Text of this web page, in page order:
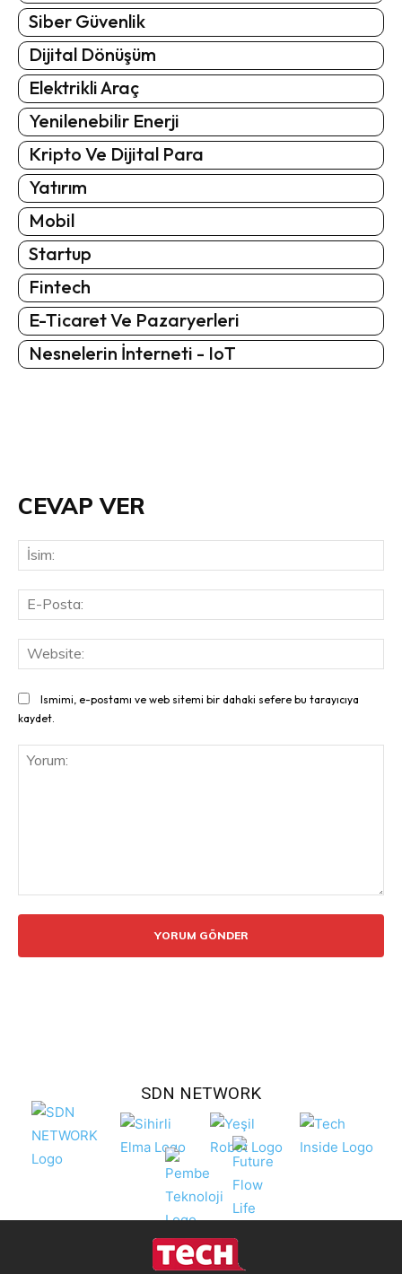
Siber Güvenlik
Dijital Dönüşüm
Elektrikli Araç
Yenilenebilir Enerji
Kripto Ve Dijital Para
Yatırım
Mobil
Startup
Fintech
E-Ticaret Ve Pazaryerleri
Nesnelerin İnterneti - IoT
CEVAP VER
Ismimi, e-postamı ve web sitemi bir dahaki sefere bu tarayıcıya
kaydet.
SDN NETWORK